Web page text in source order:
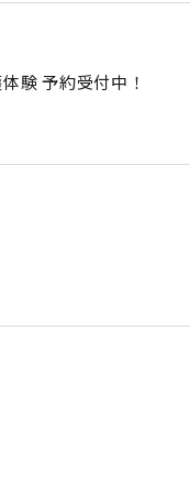
験 予約受付中！